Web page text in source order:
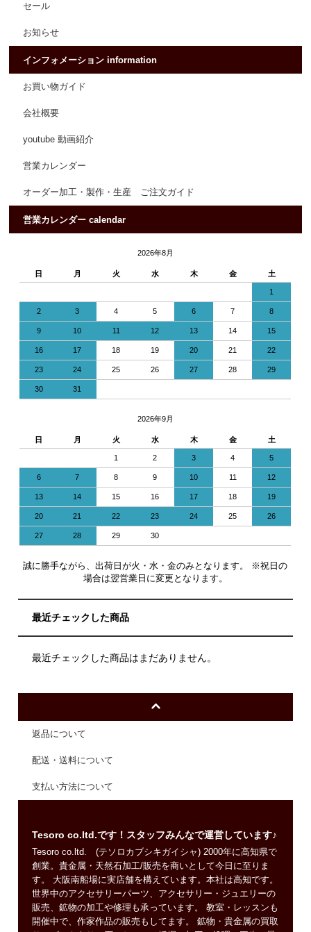
セール
お知らせ
インフォメーション information
お買い物ガイド
会社概要
youtube 動画紹介
営業カレンダー
オーダー加工・製作・生産 ご注文ガイド
営業カレンダー calendar
2026年8月
日 月 火 水 木 金 土
1
2 3 4 5 6 7 8
9 10 11 12 13 14 15
16 17 18 19 20 21 22
23 24 25 26 27 28 29
30 31
2026年9月
日 月 火 水 木 金 土
1 2 3 4 5
6 7 8 9 10 11 12
13 14 15 16 17 18 19
20 21 22 23 24 25 26
27 28 29 30
誠に勝手ながら、出荷日が火・水・金のみとなります。 ※祝日の
場合は翌営業日に変更となります。
最近チェックした商品
最近チェックした商品はまだありません。
返品について
配送・送料について
支払い方法について
Tesoro co.ltd.です！スタッフみんなで運営しています♪
Tesoro co.ltd. (テソロカブシキガイシャ) 2000年に高知県で
創業。貴金属・天然石加工/販売を商いとして今日に至りま
す。 大阪南船場に実店舗を構えています。本社は高知です。
世界中のアクセサリーパーツ、アクセサリー・ジュエリーの
販売、鉱物の加工や修理も承っています。 教室・レッスンも
開催中で、作家作品の販売もしてます。 鉱物・貴金属の買取